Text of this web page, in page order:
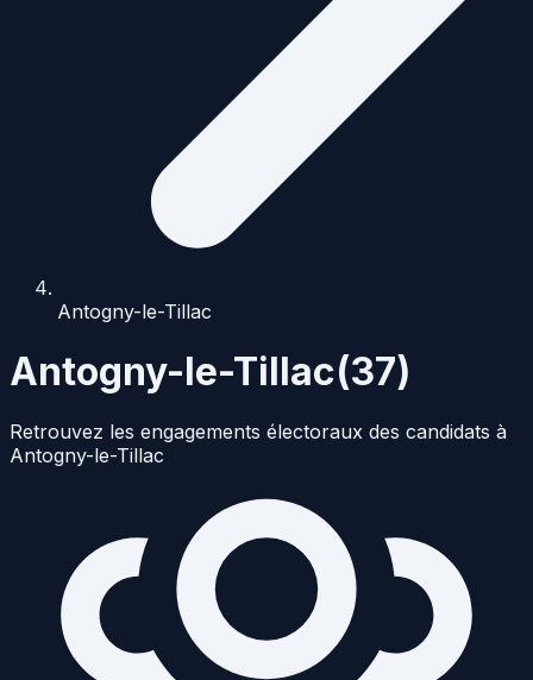
Antogny-le-Tillac
Antogny-le-Tillac(37)
Retrouvez les engagements électoraux des candidats à
Antogny-le-Tillac